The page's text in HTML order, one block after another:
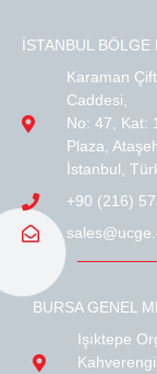
BURSA GENEL
Işıktepe
Kahverengi
İSTANBUL BÖLGE
Karaman
Caddesi,
No: 47, Kat:
Plaza,
İstanbul,
+90 (216)